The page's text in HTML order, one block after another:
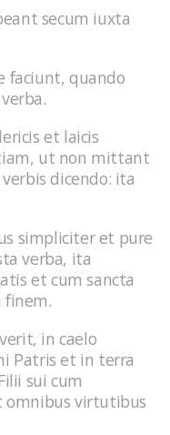
secum iuxta
faciunt, quando
et laicis
ut non mittant
dicendo: ita
simpliciter et pure
verba, ita
et cum sancta
finem.
in caelo
Patris et in terra
sui cum
omnibus virtutibus